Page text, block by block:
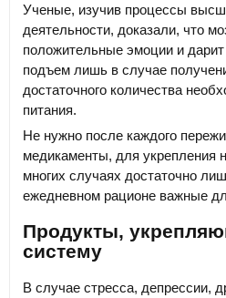
Ученые, изучив процессы
деятельности, доказали, что
положительные эмоции и
подъем лишь в случае
достаточного количества
питания.
Не нужно после каждого
медикаменты, для укрепления
многих случаях достаточно
ежедневном рационе важные
Продукты,
систему
В случае стресса, депрессии,